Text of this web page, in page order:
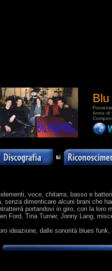
Anno di
voce, chitarra, basso e
dimenticare alcuni brani che
portandovi in giro, con la
Ford, Tina Turner, Jonny Lang,
ideazione, dalle sonorità blues